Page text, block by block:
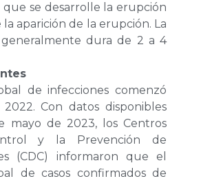
que se desarrolle la erupción
aparición de la erupción. La
dura de 2 a 4
de infecciones comenzó
Con datos disponibles
mayo de 2023, los Centros
y la Prevención de
(CDC) informaron que el
de casos confirmados de